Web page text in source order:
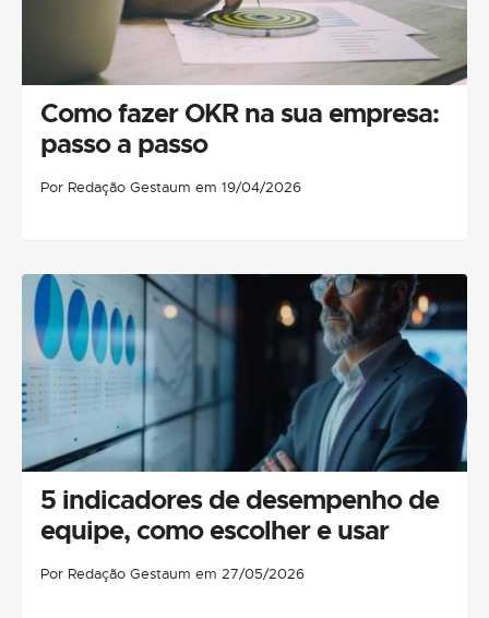
Como fazer OKR na sua empresa:
passo a passo
Por Redação Gestaum em 19/04/2026
5 indicadores de desempenho de
equipe, como escolher e usar
Por Redação Gestaum em 27/05/2026